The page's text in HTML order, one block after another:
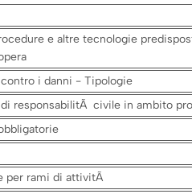
e altre tecnologie
i danni - Tipologie
responsabilitÃ civile in ambito
per rami di attivitÃ